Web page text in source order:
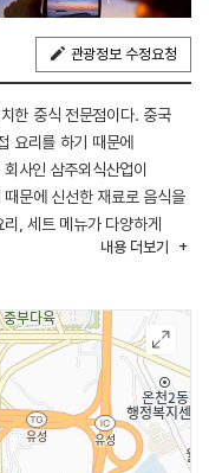
관광정보 수정요청
한 중식 전문점이다. 중국
요리를 하기 때문에
사인 삼주외식산업이
문에 신선한 재료로 음식을
, 세트 메뉴가 다양하게
장도 갖춰 각종 연회 및
내용 더보기